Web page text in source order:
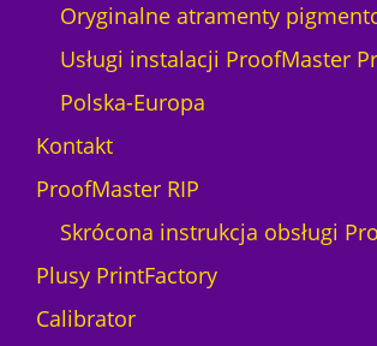
Oryginalne atramenty
Usługi instalacji ProofMaster
Polska-Europa
Kontakt
ProofMaster RIP
Skrócona instrukcja obsługi
Plusy PrintFactory
Calibrator